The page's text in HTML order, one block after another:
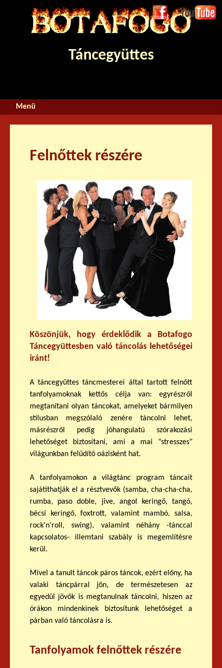
Jump to navigation
Face
boo
k
Youtube
Táncegyüttes
Felnőttek részére
Köszönjük, hogy érdeklődik a Botafogo
Táncegyüttesben való táncolás lehetőségei
iránt!
A táncegyüttes táncmesterei által tartott felnőtt
tanfolyamoknak kettős célja van: egyrészről
megtanítani olyan táncokat, amelyeket bármilyen
stílusban megszólaló zenére táncolni lehet,
másrészről pedig jóhangulatú szórakozási
lehetőséget biztosítani, ami a mai "stresszes"
világunkban felüdítő oázisként hat.
A tanfolyamokon a világtánc program táncait
sajátíthatják el a résztvevők (samba, cha-cha-cha,
rumba, paso doble, jive, angol keringő, tangó,
bécsi keringő, foxtrott, valamint mambó, salsa,
rock'n'roll, swing), valamint néhány -tánccal
kapcsolatos- illemtani szabály is megemlítésre
kerül.
Mivel a tanult táncok páros táncok, ezért előny, ha
valaki táncpárral jön, de természetesen az
egyedül jövők is megtanulnak táncolni, hiszen az
órákon mindenkinek biztosítunk lehetőséget a
párban való táncolásra is.
Tanfolyamok felnőttek részére